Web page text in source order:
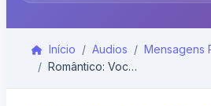
Início Audios
Romântico: Você é o amor da minha vida! - Voz Femi...